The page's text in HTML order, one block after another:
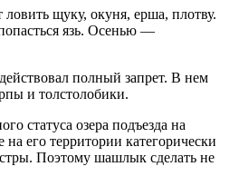
щуку, окуня, ерша, плотву.
язь. Осенью —
полный запрет. В нем
и толстолобики.
статуса озера подъезда на
его территории категорически
Поэтому шашлык сделать не